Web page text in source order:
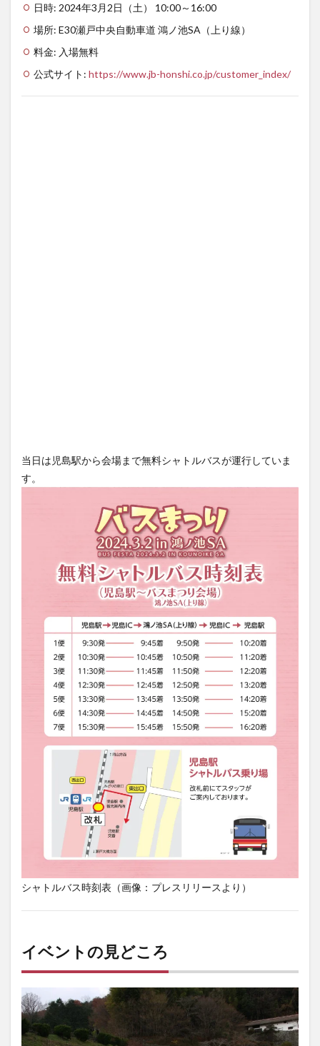
日時: 2024年3月2日（土） 10:00～16:00
場所: E30瀬戸中央自動車道 鴻ノ池SA（上り線）
料金: 入場無料
公式サイト: https://www.jb-honshi.co.jp/customer_index/
当日は児島駅から会場まで無料シャトルバスが運行していま
す。
シャトルバス時刻表（画像：プレスリリースより）
イベントの見どころ